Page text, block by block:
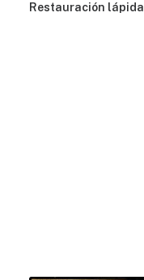
Restauración lápida